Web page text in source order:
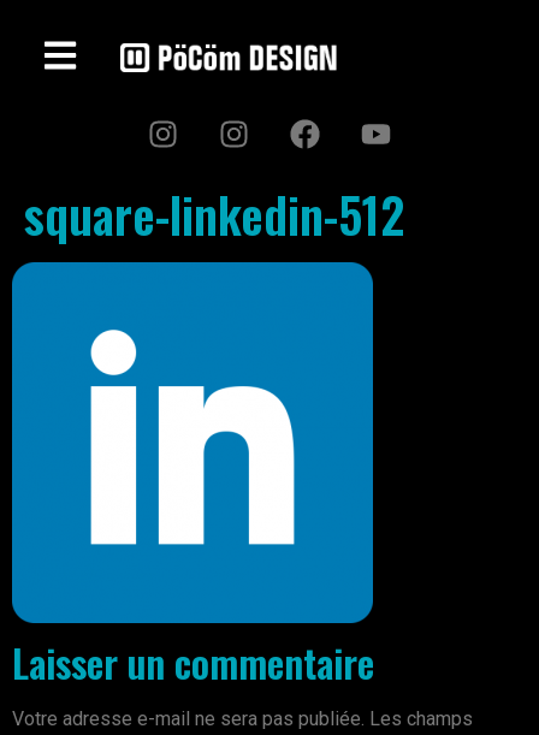
square-linkedin-512
Laisser un commentaire
Votre adresse e-mail ne sera pas publiée. Les champs